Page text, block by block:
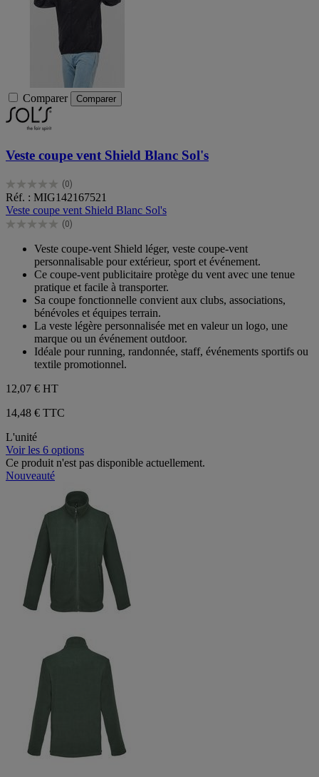
Comparer Comparer
Veste coupe vent Shield Blanc Sol's
(0)
0.0
sur
5
étoiles.
Réf. : MIG142167521
Veste coupe vent Shield Blanc Sol's
(0)
0.0
étoiles.
Veste coupe-vent Shield léger, veste coupe-vent
personnalisable pour extérieur, sport et événement.
Ce coupe-vent publicitaire protège du vent avec une tenue
pratique et facile à transporter.
Sa coupe fonctionnelle convient aux clubs, associations,
bénévoles et équipes terrain.
La veste légère personnalisée met en valeur un logo, une
marque ou un événement outdoor.
Idéale pour running, randonnée, staff, événements sportifs ou
textile promotionnel.
12,07 € HT
14,48 € TTC
L'unité
Voir les 6 options
Ce produit n'est pas disponible actuellement.
Nouveauté